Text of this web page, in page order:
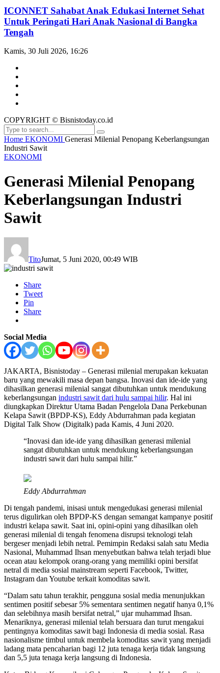
ICONNET Sahabat Anak Edukasi Internet Sehat
Untuk Peringati Hari Anak Nasional di Bangka
Tengah
Kamis, 30 Juli 2026, 16:26
COPYRIGHT © Bisnistoday.co.id
Home EKONOMI Generasi Milenial Penopang Keberlangsungan
Industri Sawit
EKONOMI
Generasi Milenial Penopang
Keberlangsungan Industri
Sawit
TitoJumat, 5 Juni 2020, 00:49 WIB
Share
Tweet
Pin
Share
Social Media
JAKARTA, Bisnistoday – Generasi milenial merupakan kekuatan
baru yang mewakili masa depan bangsa. Inovasi dan ide-ide yang
dihasilkan generasi milenial sangat dibutuhkan untuk mendukung
keberlangsungan industri sawit dari hulu sampai hilir. Hal ini
diungkapkan Direktur Utama Badan Pengelola Dana Perkebunan
Kelapa Sawit (BPDP-KS), Eddy Abdurrahman pada kegiatan
Digital Talk Show (Digitalk) pada Kamis, 4 Juni 2020.
“Inovasi dan ide-ide yang dihasilkan generasi milenial
sangat dibutuhkan untuk mendukung keberlangsungan
industri sawit dari hulu sampai hilir.”
Eddy Abdurrahman
Di tengah pandemi, inisasi untuk mengedukasi generasi milenial
terus digulirkan oleh BPDP-KS dengan semangat kampanye positif
industri kelapa sawit. Saat ini, opini-opini yang dihasilkan oleh
generasi milenial di tengah fenomena disrupsi teknologi telah
bergeser menjadi lebih netral. Pemimpin Redaksi salah satu Media
Nasional, Muhammad Ihsan menyebutkan bahwa telah terjadi blue
ocean atau kelompok orang-orang yang memiliki opini bersifat
netral di media sosial mainstream seperti Facebook, Twitter,
Instagram dan Youtube terkait komoditas sawit.
“Dalam satu tahun terakhir, pengguna sosial media menunjukkan
sentimen positif sebesar 5% sementara sentimen negatif hanya 0,1%
dan selebihnya masih bersifat netral,” ujar muhammad Ihsan.
Menariknya, generasi milenial telah bersuara dan turut mengakui
pentingnya komoditas sawit bagi Indonesia di media sosial. Rasa
nasionalisme timbul untuk membela komoditas sawit yang menjadi
ladang mata pencaharian bagi 12 juta tenaga kerja tidak langsung
dan 5,5 juta tenaga kerja langsung di Indonesia.